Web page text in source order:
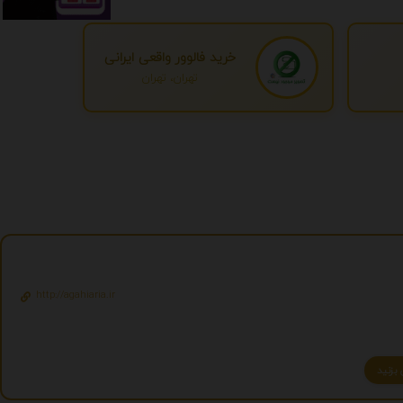
خرید فالوور واقعی ایرانی
تهران، تهران
http://agahiaria.ir